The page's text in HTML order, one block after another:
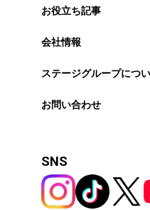
お役立ち記事
会社情報
ステージグループにつ
お問い合わせ
SNS